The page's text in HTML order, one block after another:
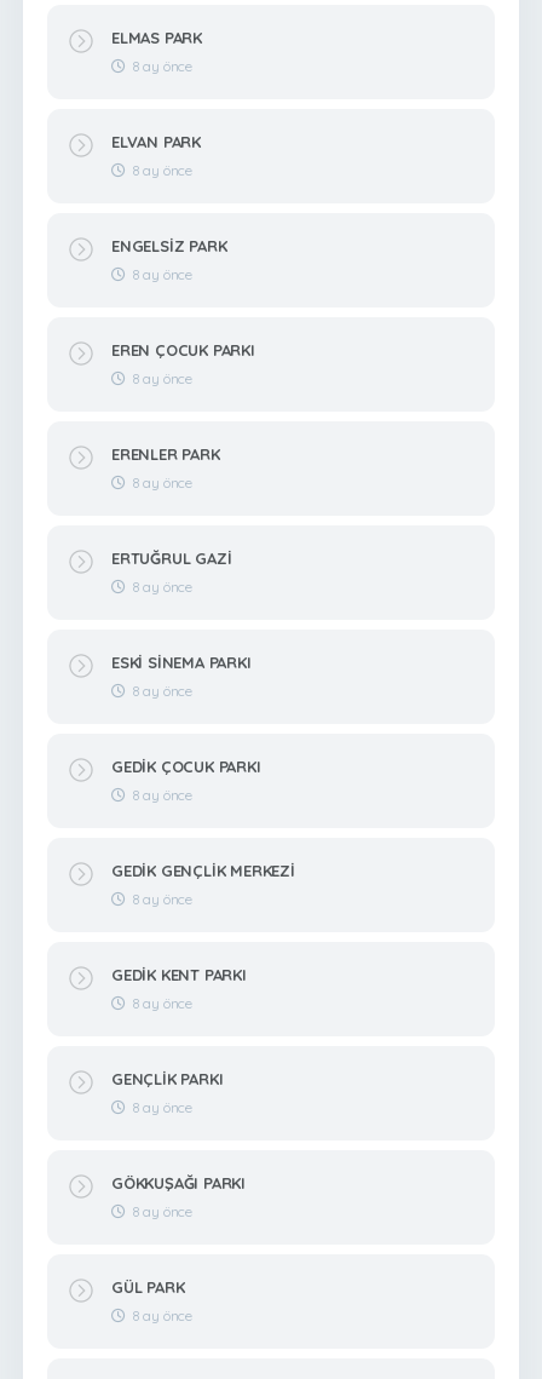
ELMAS PARK
8 ay önce
ELVAN PARK
8 ay önce
ENGELSİZ PARK
8 ay önce
EREN ÇOCUK PARKI
8 ay önce
ERENLER PARK
8 ay önce
ERTUĞRUL GAZİ
8 ay önce
ESKİ SİNEMA PARKI
8 ay önce
GEDİK ÇOCUK PARKI
8 ay önce
GEDİK GENÇLİK MERKEZİ
8 ay önce
GEDİK KENT PARKI
8 ay önce
GENÇLİK PARKI
8 ay önce
GÖKKUŞAĞI PARKI
8 ay önce
GÜL PARK
8 ay önce